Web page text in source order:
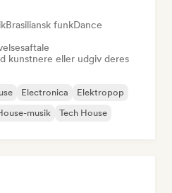
Brasiliansk funkDance
kunstnere eller udgiv deres
Electronica
Elektropop
musik Tech House